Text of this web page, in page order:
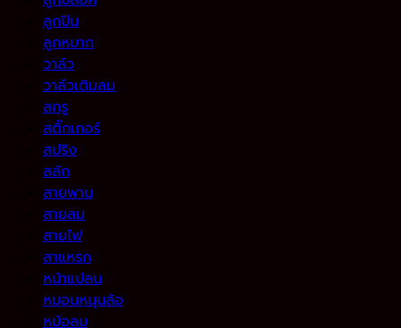
ลูกปืน
ลูกหมาก
วาล์ว
วาล์วเติมลม
สกรู
สติ๊กเกอร์
สปริง
สลัก
สายพาน
สายลม
สายไฟ
สาแหรก
หน้าแปลน
หมอนหนุนล้อ
หม้อลม